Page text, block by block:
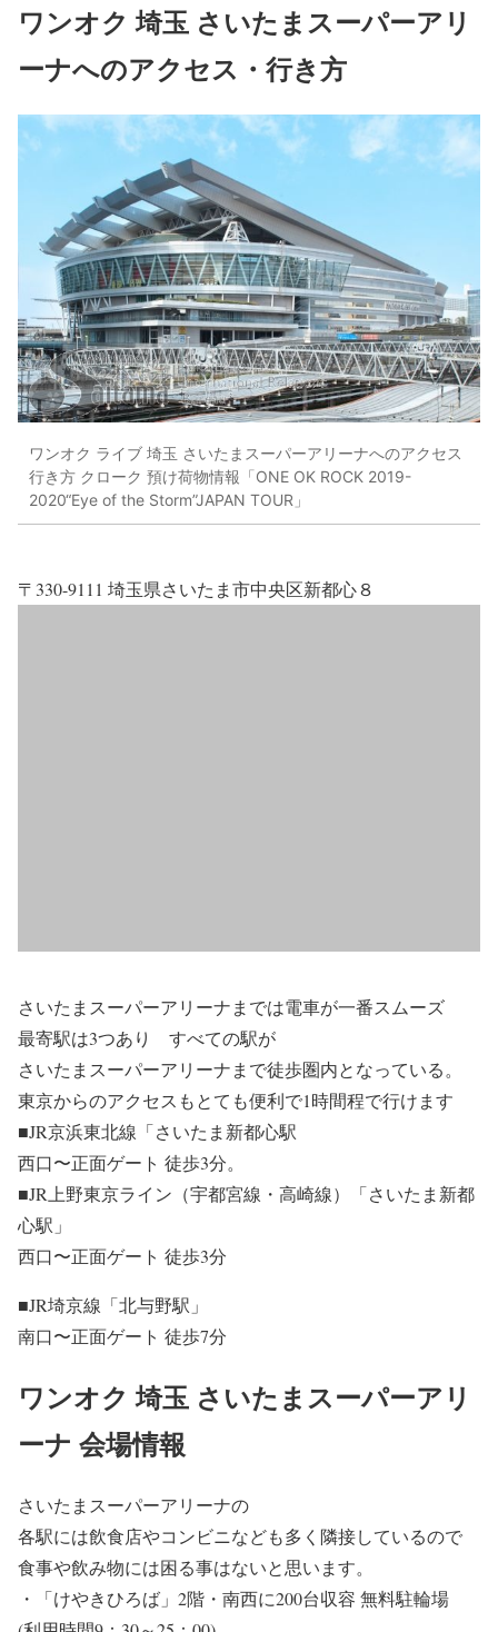
ワンオク 埼玉 さいたまスーパーアリ
ーナへのアクセス・行き方
ワンオク ライブ 埼玉 さいたまスーパーアリーナへのアクセス
行き方 クローク 預け荷物情報「ONE OK ROCK 2019-
2020“Eye of the Storm”JAPAN TOUR」
〒330-9111 埼玉県さいたま市中央区新都心８
さいたまスーパーアリーナまでは電車が一番スムーズ
最寄駅は3つあり すべての駅が
さいたまスーパーアリーナまで徒歩圏内となっている。
東京からのアクセスもとても便利で1時間程で行けます
■JR京浜東北線「さいたま新都心駅
西口〜正面ゲート 徒歩3分。
■JR上野東京ライン（宇都宮線・高崎線）「さいたま新都
心駅」
西口〜正面ゲート 徒歩3分
■JR埼京線「北与野駅」
南口〜正面ゲート 徒歩7分
ワンオク 埼玉 さいたまスーパーアリ
ーナ 会場情報
さいたまスーパーアリーナの
各駅には飲食店やコンビニなども多く隣接しているので
食事や飲み物には困る事はないと思います。
・「けやきひろば」2階・南西に200台収容 無料駐輪場